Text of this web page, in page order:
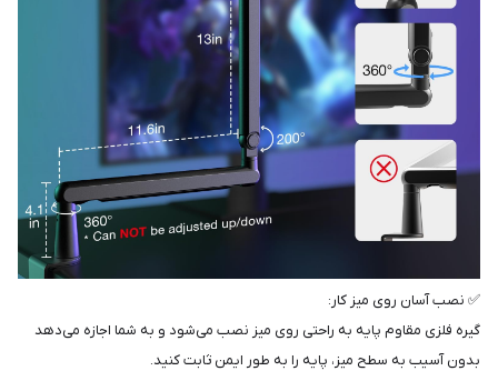
✅ نصب آسان روی میز کار:
گیره فلزی مقاوم پایه به راحتی روی میز نصب می‌شود و به شما اجازه می‌دهد
بدون آسیب به سطح میز، پایه را به طور ایمن ثابت کنید.